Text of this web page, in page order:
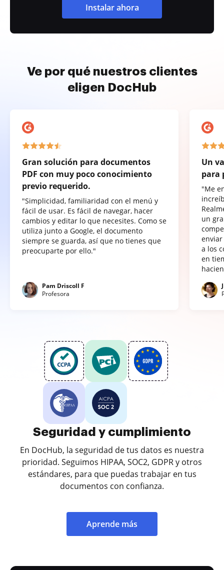
Instalar ahora
Ve por qué nuestros clientes
eligen DocHub
Gran solución para documentos
PDF con muy poco conocimiento
previo requerido.
"Simplicidad, familiaridad con el menú y
fácil de usar. Es fácil de navegar, hacer
cambios y editar lo que necesites. Como se
utiliza junto a Google, el documento
siempre se guarda, así que no tienes que
preocuparte por ello."
Pam Driscoll F
Profesora
Un
para
"Me
un
a los
en
Seguridad y cumplimiento
En DocHub, la seguridad de tus datos es nuestra
prioridad. Seguimos HIPAA, SOC2, GDPR y otros
estándares, para que puedas trabajar en tus
documentos con confianza.
Aprende más